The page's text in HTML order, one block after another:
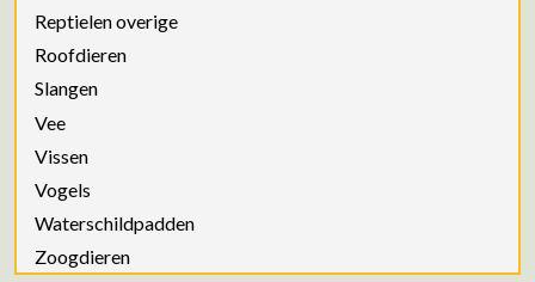
Reptielen overige
Roofdieren
Slangen
Vee
Vissen
Vogels
Waterschildpadden
Zoogdieren